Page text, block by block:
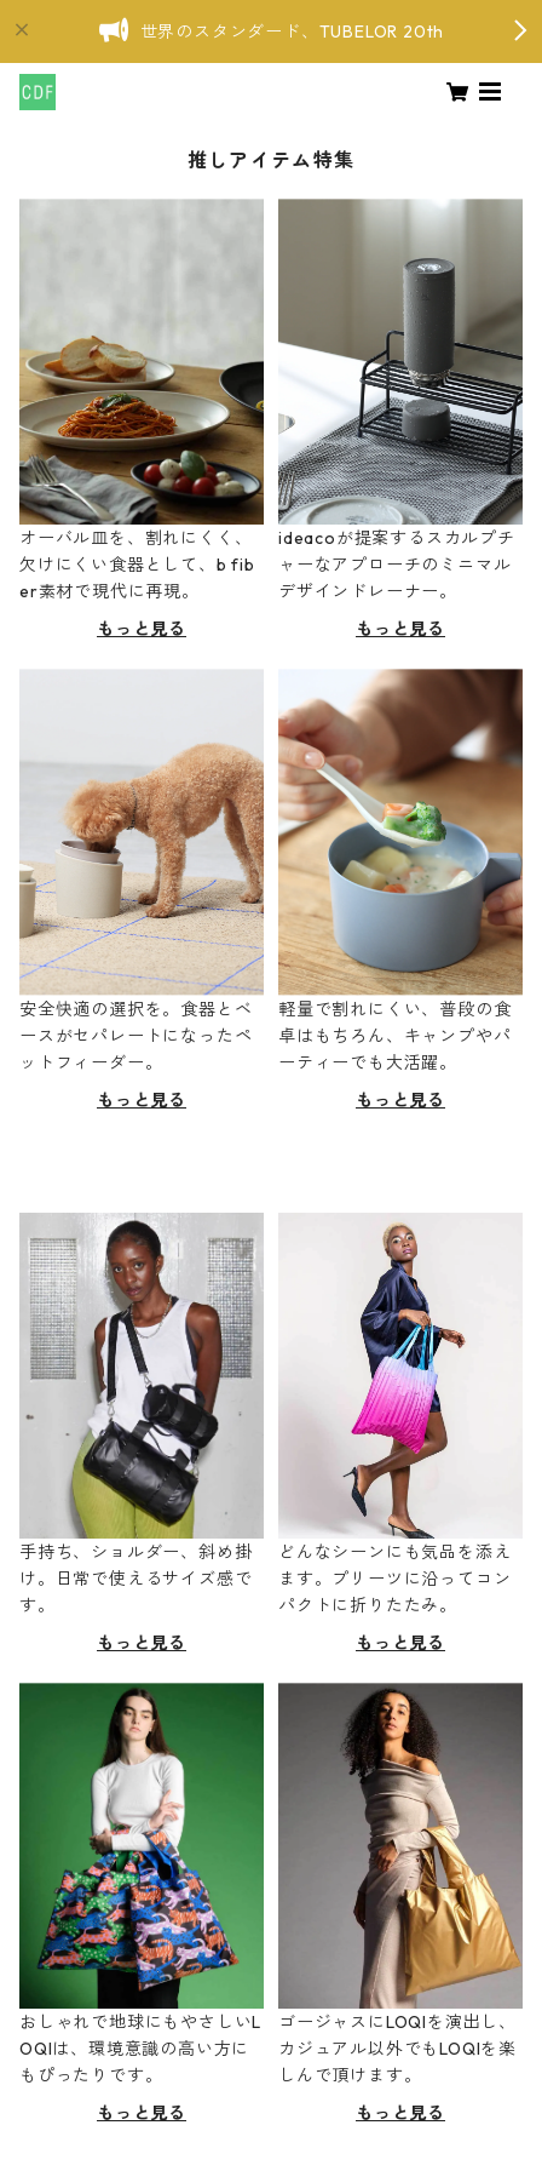
世界のスタンダード、TUBELOR 20th
推しアイテム特集
オーバル皿を、割れにくく、
欠けにくい食器として、b fib
er素材で現代に再現。
もっと見る
ideacoが提案するスカルプチ
ャーなアプローチのミニマル
デザインドレーナー。
もっと見る
安全快適の選択を。食器とベ
ースがセパレートになったペ
ットフィーダー。
もっと見る
軽量で割れにくい、普段の食
卓はもちろん、キャンプやパ
ーティーでも大活躍。
もっと見る
手持ち、ショルダー、斜め掛
け。日常で使えるサイズ感で
す。
もっと見る
どんなシーンにも気品を添え
ます。プリーツに沿ってコン
パクトに折りたたみ。
もっと見る
おしゃれで地球にもやさしいL
OQIは、環境意識の高い方に
もぴったりです。
もっと見る
ゴージャスにLOQIを演出し、
カジュアル以外でもLOQIを楽
しんで頂けます。
もっと見る